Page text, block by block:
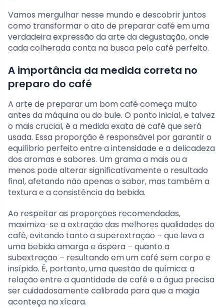
Vamos mergulhar nesse mundo e descobrir juntos
como transformar o ato de preparar café em uma
verdadeira expressão da arte da degustação, onde
cada colherada conta na busca pelo café perfeito.
A importância da medida correta no
preparo do café
A arte de preparar um bom café começa muito
antes da máquina ou do bule. O ponto inicial, e talvez
o mais crucial, é a medida exata de café que será
usada. Essa proporção é responsável por garantir o
equilíbrio perfeito entre a intensidade e a delicadeza
dos aromas e sabores. Um grama a mais ou a
menos pode alterar significativamente o resultado
final, afetando não apenas o sabor, mas também a
textura e a consistência da bebida.
Ao respeitar as proporções recomendadas,
maximiza-se a extração das melhores qualidades do
café, evitando tanto a superextração – que leva a
uma bebida amarga e áspera – quanto a
subextração – resultando em um café sem corpo e
insípido. É, portanto, uma questão de química: a
relação entre a quantidade de café e a água precisa
ser cuidadosamente calibrada para que a magia
aconteça na xícara.